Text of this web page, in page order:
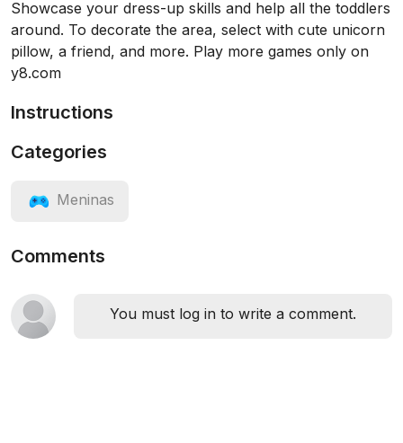
Showcase your dress-up skills and help all the toddlers
around. To decorate the area, select with cute unicorn
pillow, a friend, and more. Play more games only on
y8.com
Instructions
Categories
Meninas
Comments
You must log in to write a comment.